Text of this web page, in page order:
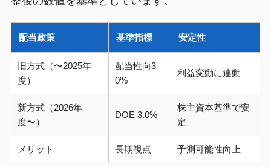
配当政策 基準指標 安定性
旧方式（〜2025年
度）
配当性向3
0%
利益変動に連動
新方式（2026年
度〜）
DOE 3.0%
株主資本基準で安
定
メリット 長期視点 予測可能性向上